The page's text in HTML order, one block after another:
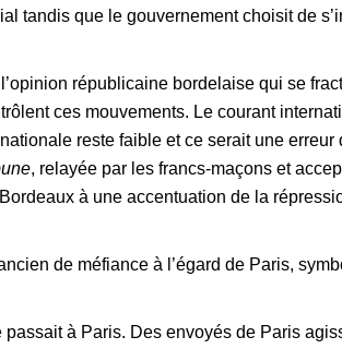
tandis que le gouvernement choisit de
républicaine bordelaise qui se
ces mouvements. Le courant
reste faible et ce serait une erreur
, relayée par les francs-maçons et
à une accentuation de la
de méfiance à l’égard de Paris,
à Paris. Des envoyés de Paris